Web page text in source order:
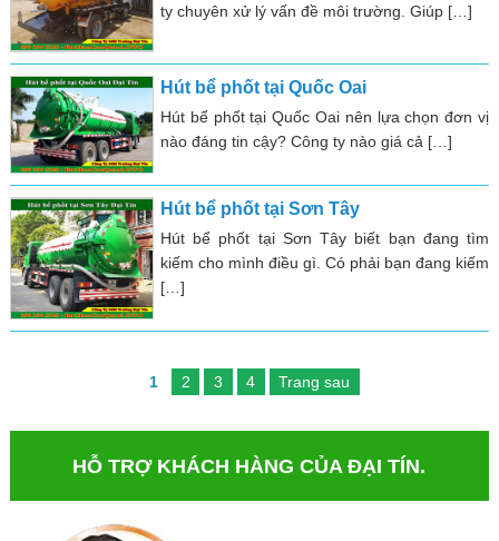
ty chuyên xử lý vấn đề môi trường. Giúp […]
Hút bể phốt tại Quốc Oai
Hút bể phốt tại Quốc Oai nên lựa chọn đơn vị
nào đáng tin cậy? Công ty nào giá cả […]
Hút bể phốt tại Sơn Tây
Hút bể phốt tại Sơn Tây biết bạn đang tìm
kiếm cho mình điều gì. Có phải bạn đang kiếm
[…]
1 2 3 4 Trang sau
HỖ TRỢ KHÁCH HÀNG CỦA ĐẠI TÍN.